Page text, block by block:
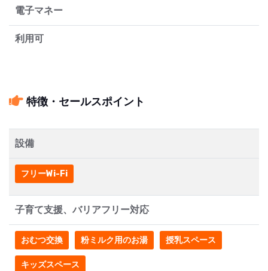
電子マネー
利用可
特徴・セールスポイント
設備
フリーWi-Fi
子育て支援、バリアフリー対応
おむつ交換 粉ミルク用のお湯 授乳スペース
キッズスペース